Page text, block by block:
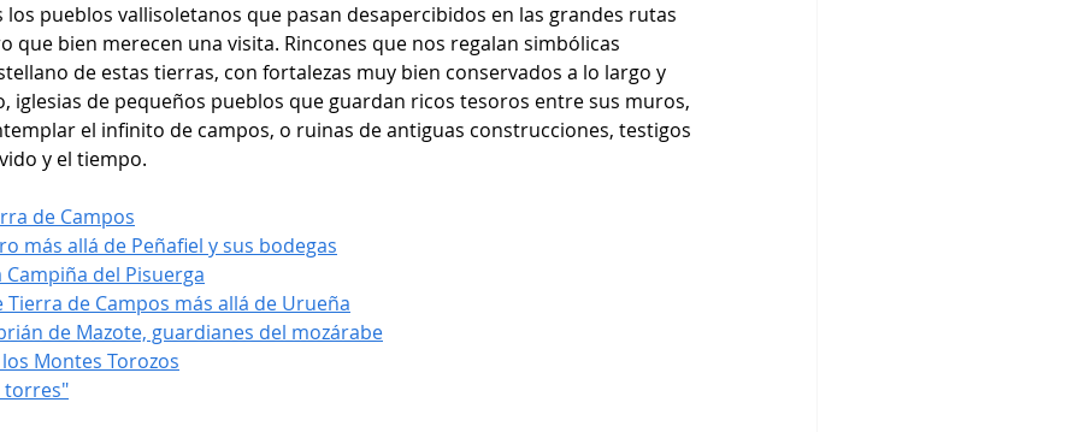
los pueblos vallisoletanos que pasan desapercibidos en las grandes rutas
que bien merecen una visita. Rincones que nos regalan simbólicas
de estas tierras, con fortalezas muy bien conservados a lo largo y
iglesias de pequeños pueblos que guardan ricos tesoros entre sus muros,
el infinito de campos, o ruinas de antiguas construcciones, testigos
y el tiempo.
de Campos
más allá de Peñafiel y sus bodegas
del Pisuerga
de Campos más allá de Urueña
de Mazote, guardianes del mozárabe
Montes Torozos
torres"